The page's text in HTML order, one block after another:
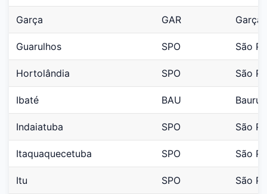
Garça GAR Garça
Guarulhos SPO São
Hortolândia SPO São
Ibaté BAU Bauru
Indaiatuba SPO São
Itaquaquecetuba SPO São
Itu SPO São